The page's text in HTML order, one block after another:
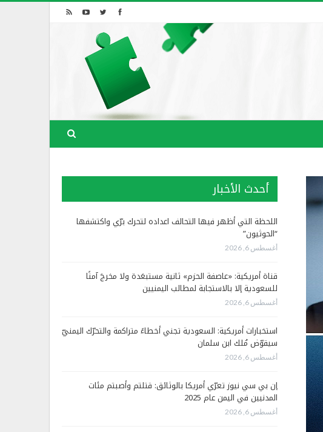
أحدث الأخبار
اللحظة التي أظهر فيها التحالف اعداده لتحرك برّي واكتشفها
“الحوثيون”
أغسطس 6, 2026
قناة أمريكية: «عاصفة الحزم» ثانية مستبعَدة ولا مخرجَ آمنًا
للسعودية إلا بالاستجابة لمطالب اليمنيين
أغسطس 6, 2026
استخبارات أمريكية: السعودية تجني أخطاءً متراكمة والتحرّك اليمنيّ
سيقوّض مُلك ابن سلمان
أغسطس 6, 2026
إن بي سي نيوز تعرّي أمريكا بالوثائق: قتلتم وأصبتم مئات
المدنيين في اليمن عام 2025
أغسطس 6, 2026